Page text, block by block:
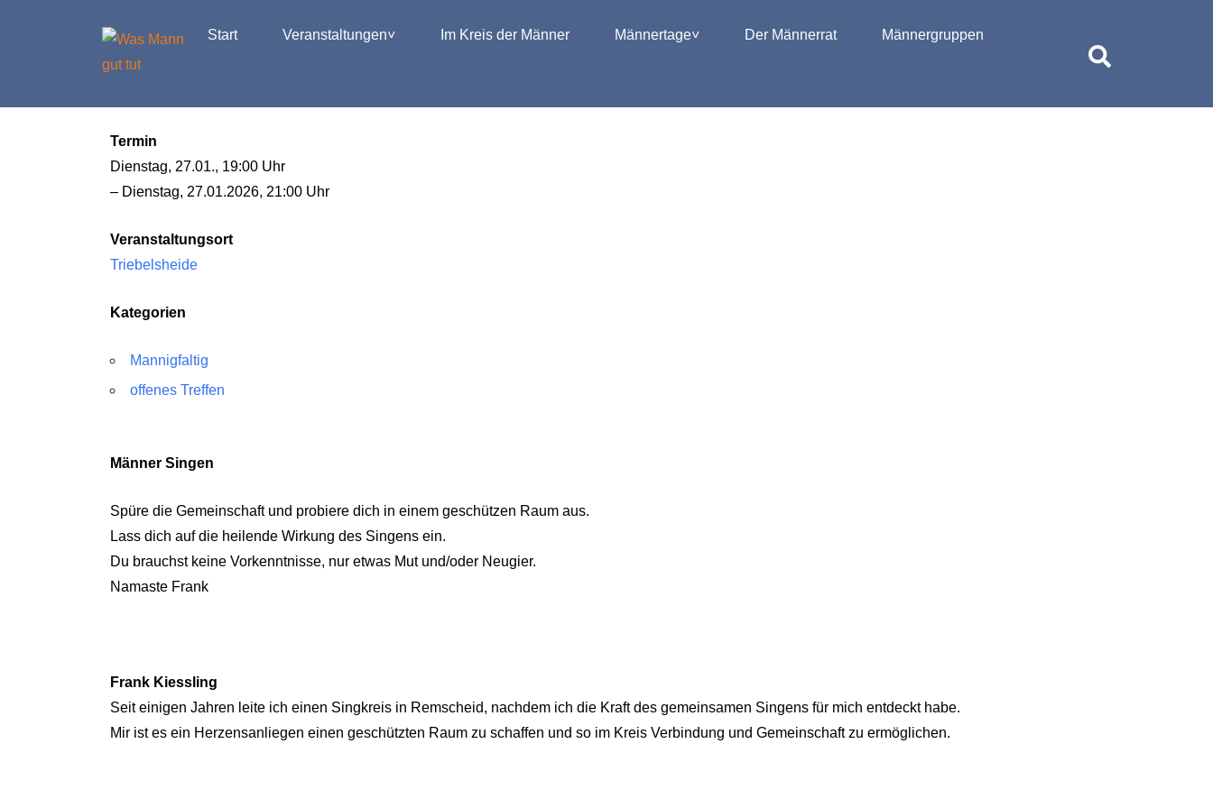
Start Veranstaltungen Im Kreis der Männer Männertage Der Männerrat Männergruppen
Termin
Dienstag, 27.01., 19:00 Uhr
– Dienstag, 27.01.2026, 21:00 Uhr
Veranstaltungsort
Triebelsheide
Kategorien
Mannigfaltig
offenes Treffen
Männer Singen
Spüre die Gemeinschaft und probiere dich in einem geschützen Raum aus.
Lass dich auf die heilende Wirkung des Singens ein.
Du brauchst keine Vorkenntnisse, nur etwas Mut und/oder Neugier.
Namaste Frank
Frank Kiessling
Seit einigen Jahren leite ich einen Singkreis in Remscheid, nachdem ich die Kraft des gemeinsamen Singens für mich entdeckt habe.
Mir ist es ein Herzensanliegen einen geschützten Raum zu schaffen und so im Kreis Verbindung und Gemeinschaft zu ermöglichen.